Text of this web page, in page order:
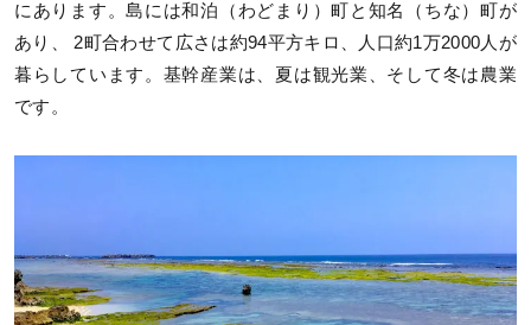
にあります。島には和泊（わどまり）町と知名（ちな）町が
あり、 2町合わせて広さは約94平方キロ、人口約1万2000人が
暮らしています。基幹産業は、夏は観光業、そして冬は農業
です。